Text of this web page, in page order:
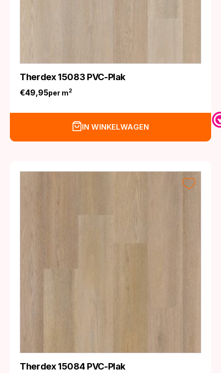
Therdex 15083 PVC-Plak
€49,95per m2
IN WINKELWAGEN
Therdex 15084 PVC-Plak